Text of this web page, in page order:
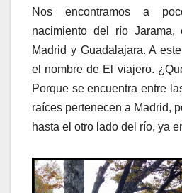
Nos encontramos a
nacimiento del río Jarama,
Madrid y Guadalajara. A
el nombre de El viajero.
Porque se encuentra entre
raíces pertenecen a Madrid,
hasta el otro lado del río, ya